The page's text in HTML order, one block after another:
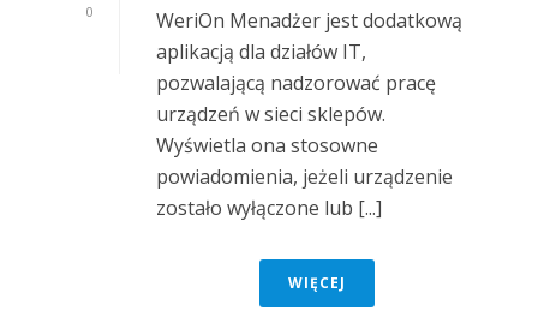
0
WeriOn Menadżer jest dodatkową
aplikacją dla działów IT,
pozwalającą nadzorować pracę
urządzeń w sieci sklepów.
Wyświetla ona stosowne
powiadomienia, jeżeli urządzenie
zostało wyłączone lub [...]
WIĘCEJ